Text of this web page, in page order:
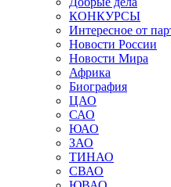
КОНКУРСЫ
Интересное от
Новости России
Новости Мира
Африка
Биография
ЦАО
САО
ЮАО
ЗАО
ТИНАО
СВАО